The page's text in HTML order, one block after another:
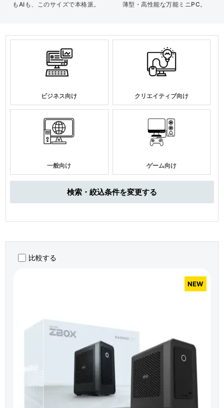
もAIも、このサイズで本格派。
薄型・高性能な万能ミニPC。
比較する
NEW
ビジネス向け クリエイティブ向け
一般向け ゲーム向け
検索・絞込条件を変更する